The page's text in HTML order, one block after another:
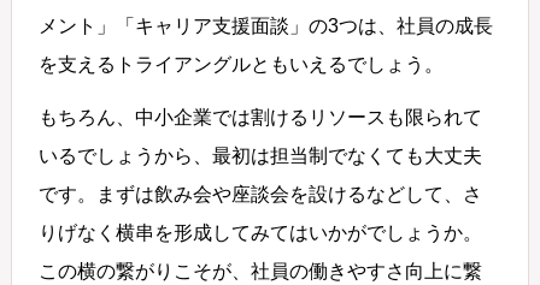
メント」「キャリア支援面談」の3つは、社員の成長
を支えるトライアングルともいえるでしょう。
もちろん、中小企業では割けるリソースも限られて
いるでしょうから、最初は担当制でなくても大丈夫
です。まずは飲み会や座談会を設けるなどして、さ
りげなく横串を形成してみてはいかがでしょうか。
この横の繋がりこそが、社員の働きやすさ向上に繋